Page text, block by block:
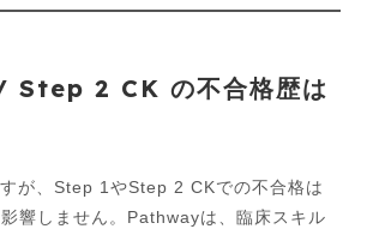
2 CK の不合格歴は
が、Step 1やStep 2 CKでの不合格は
響しません。Pathwayは、臨床スキル